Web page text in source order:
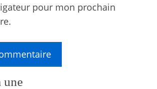
pour mon prochain
une